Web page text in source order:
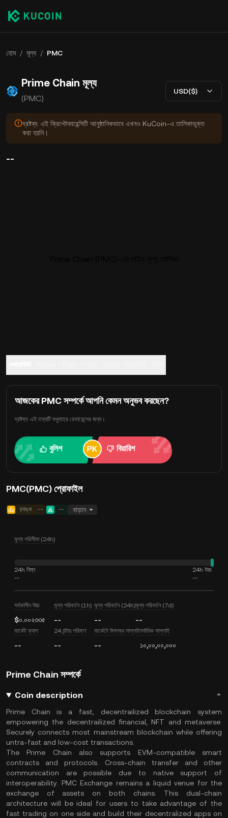
হোম / মূল্য / PMC
Prime Chain মূল্য
(PMC)
USD($)
দ্রষ্টব্য: এই ক্রিপ্টোকারেন্সিটি আনুষ্ঠানিকভাবে এখনও KuCoin-এ তালিকাভুক্ত
করা হয়নি।
--
আজকের PMC সম্পর্কে আপনি কেমন অনুভব করছেন?
দ্রষ্টব্য: এই তথ্যটি শুধুমাত্র রেফারেন্সের জন্য।
বুলিশ বিয়ারিশ
PMC(PMC) প্রোফাইল
র‍্যাঙ্ক -- -- বাড়ান
মূল্য পরিসীমা (24h)
24h নিম্ন
--
24h উচ্চ
--
সর্বকালীন উচ্চ
$০.০০২৩৩৫
মূল্য পরিবর্তন (1h)
--
মূল্য পরিবর্তন (24h)
--
মূল্য পরিবর্তন (7d)
--
মার্কেট ক্যাপ
--
24 ঘন্টায় পরিমাণ
--
মার্কেটে উপলব্ধ সাপ্লাই
--
সর্বাধিক সাপ্লাই
১০,০০,০০,০০০
Prime Chain সম্পর্কে
Coin description
Prime Chain is a fast, decentrailized blockchain system
empowering the decentrailized financial, NFT and metaverse.
Securely connects most mainstream blockchain while offering
untra-fast and low-cost transactions.
The Prime Chain also supports EVM-compatible smart
contracts and protocols. Cross-chain transfer and other
communication are possible due to native support of
interoperability. PMC Exchange remains a liquid venue for the
exchange of assets on both chains. This dual-chain
architecture will be ideal for users to take advantage of the
fast trading on one side and build their decentralized apps on